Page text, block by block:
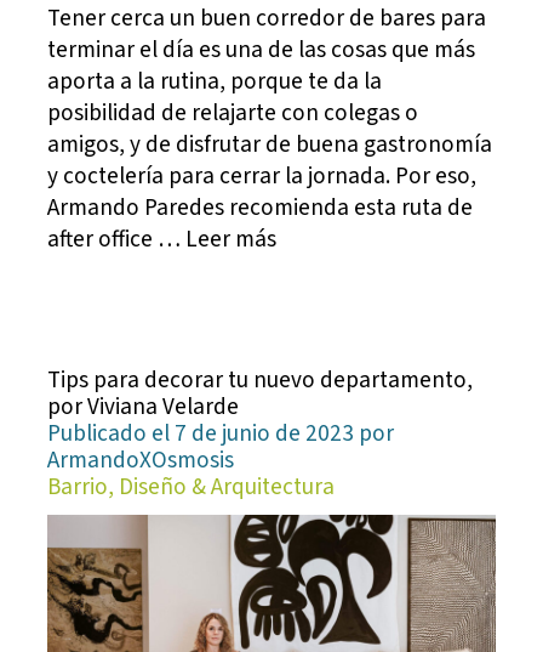
Tener cerca un buen corredor de bares para
terminar el día es una de las cosas que más
aporta a la rutina, porque te da la
posibilidad de relajarte con colegas o
amigos, y de disfrutar de buena gastronomía
y coctelería para cerrar la jornada. Por eso,
Armando Paredes recomienda esta ruta de
after office … Leer más
Tips para decorar tu nuevo departamento,
por Viviana Velarde
Publicado el 7 de junio de 2023 por
ArmandoXOsmosis
Barrio, Diseño & Arquitectura